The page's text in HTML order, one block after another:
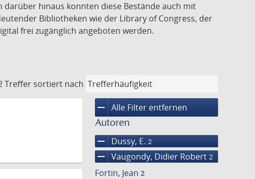
hinaus konnten diese Bestände auch mit
Bibliotheken wie der Library of Congress, der
frei zugänglich angeboten werden.
Treffer sortiert nach
remove Alle Filter entfernen
Autoren
remove Dussy, E. 2
remove Vaugondy, Didier Robert 2
Fortin, Jean 2